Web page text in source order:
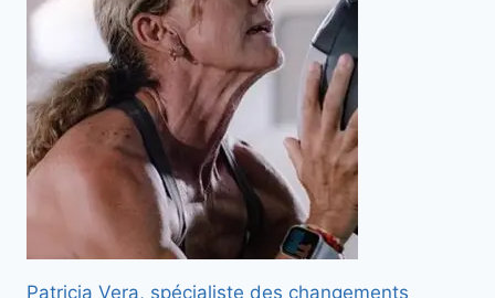
Patricia Vera, spécialiste des changements